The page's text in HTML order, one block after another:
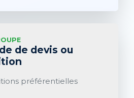
de devis ou
préférentielles